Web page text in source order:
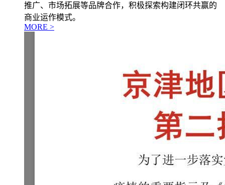
推广、市场拓展等品牌合作，积极探索构建闭环共赢的
商业运作模式。
MORE >